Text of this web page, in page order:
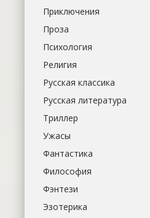
Приключения
Проза
Психология
Религия
Русская классика
Русская литература
Триллер
Ужасы
Фантастика
Философия
Фэнтези
Эзотерика